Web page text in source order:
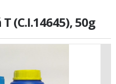
(C.I.14645), 50g